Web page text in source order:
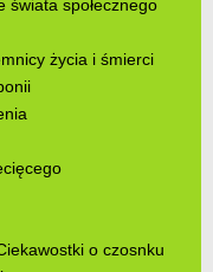
świata społecznego
życia i śmierci
o czosnku